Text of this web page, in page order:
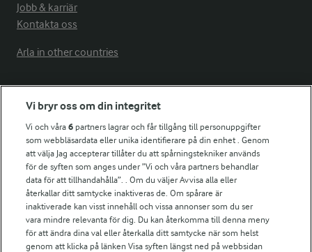
Jobb & karriär
Kontakta oss
Arla in other countries
Fler Arlasajter
För ägare
Arlas kundportal
Arla.com
Falbygdens Ost
Arla webbshop
Bildbank
Vi bryr oss om din integritet
Vi och våra6 partners lagrar och får tillgång till personuppgifter
som webbläsardata eller unika identifierare på din enhet . Genom
att välja Jag accepterar tillåter du att spårningstekniker används
för de syften som anges under ”Vi och våra partners behandlar
data för att tillhandahålla”. . Om du väljer Avvisa alla eller
återkallar ditt samtycke inaktiveras de. Om spårare är
inaktiverade kan visst innehåll och vissa annonser som du ser
vara mindre relevanta för dig. Du kan återkomma till denna meny
för att ändra dina val eller återkalla ditt samtycke när som helst
genom att klicka på länken Visa syften längst ned på webbsidan